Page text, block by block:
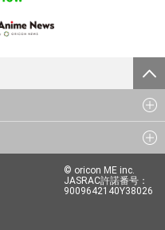
© oricon ME inc.
JASRAC許諾番号：
9009642140Y38026